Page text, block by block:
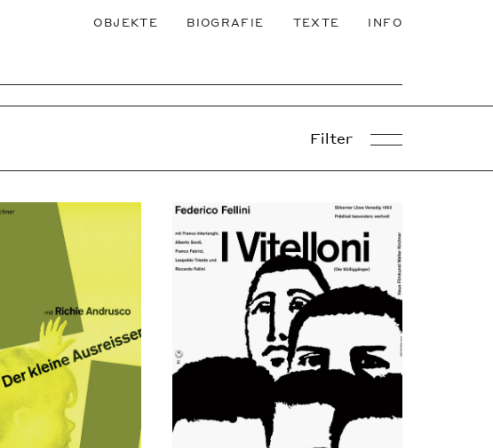
OBJEKTE BIOGRAFIE TEXTE INFO
Filter